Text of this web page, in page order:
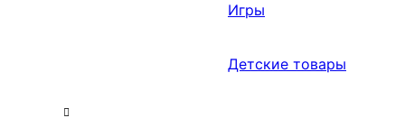
Игры
Детские товары